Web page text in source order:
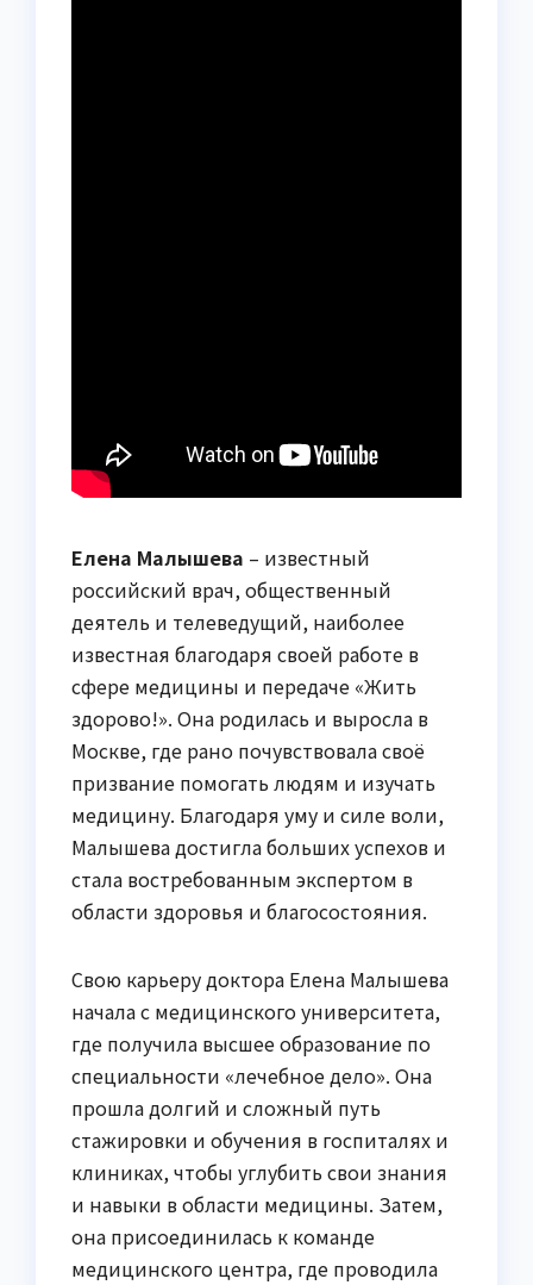
Елена Малышева – известный
российский врач, общественный
деятель и телеведущий, наиболее
известная благодаря своей работе в
сфере медицины и передаче «Жить
здорово!». Она родилась и выросла в
Москве, где рано почувствовала своё
призвание помогать людям и изучать
медицину. Благодаря уму и силе воли,
Малышева достигла больших успехов и
стала востребованным экспертом в
области здоровья и благосостояния.
Свою карьеру доктора Елена Малышева
начала с медицинского университета,
где получила высшее образование по
специальности «лечебное дело». Она
прошла долгий и сложный путь
стажировки и обучения в госпиталях и
клиниках, чтобы углубить свои знания
и навыки в области медицины. Затем,
она присоединилась к команде
медицинского центра, где проводила